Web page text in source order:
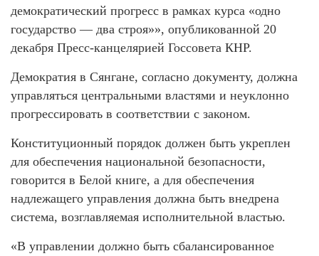
демократический прогресс в рамках курса «одно
государство — два строя»», опубликованной 20
декабря Пресс-канцелярией Госсовета КНР.
Демократия в Сянгане, согласно документу, должна
управляться центральными властями и неуклонно
прогрессировать в соответствии с законом.
Конституционный порядок должен быть укреплен
для обеспечения национальной безопасности,
говорится в Белой книге, а для обеспечения
надлежащего управления должна быть внедрена
система, возглавляемая исполнительной властью.
«В управлении должно быть сбалансированное